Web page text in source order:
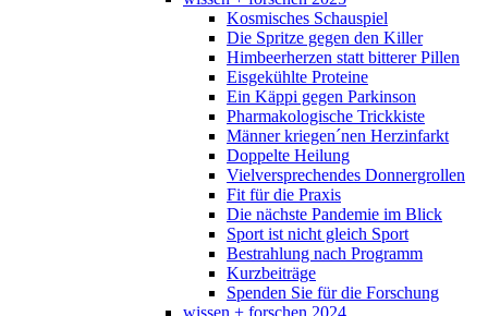
Kosmisches Schauspiel
Die Spritze gegen den Killer
Himbeerherzen statt bitterer Pillen
Eisgekühlte Proteine
Ein Käppi gegen Parkinson
Pharmakologische Trickkiste
Männer kriegen´nen Herzinfarkt
Doppelte Heilung
Vielversprechendes Donnergrollen
Fit für die Praxis
Die nächste Pandemie im Blick
Sport ist nicht gleich Sport
Bestrahlung nach Programm
Kurzbeiträge
Spenden Sie für die Forschung
wissen + forschen 2024